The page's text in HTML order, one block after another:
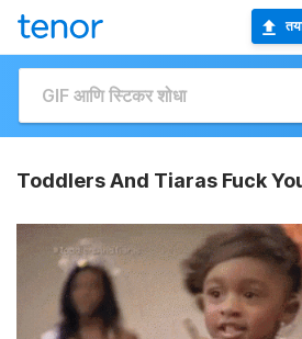
Toddlers And Tiaras Fuck